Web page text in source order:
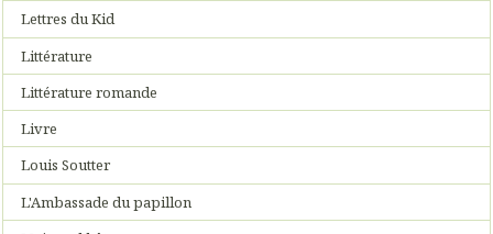
Lettres du Kid
Littérature
Littérature romande
Livre
Louis Soutter
L'Ambassade du papillon